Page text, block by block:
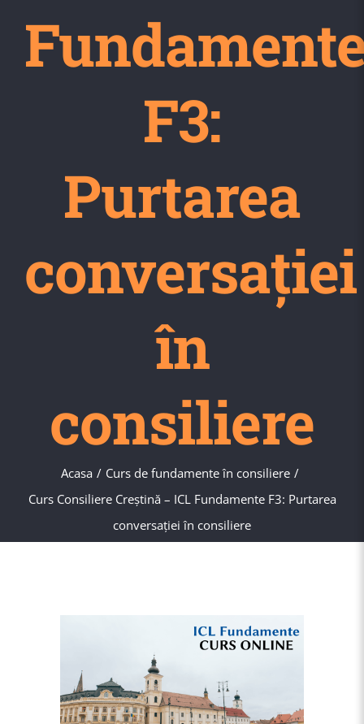
F3:
Purtarea
conversației
în
consiliere
Acasa
Curs de fundamente în consiliere
Curs Consiliere Creştină – ICL Fundamente F3: Purtarea
conversației în consiliere